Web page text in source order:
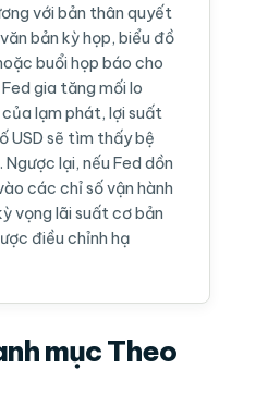
với bản thân quyết
bản kỳ họp, biểu đồ
buổi họp báo cho
gia tăng mối lo
lạm phát, lợi suất
USD sẽ tìm thấy bệ
lại, nếu Fed dồn
các chỉ số vận hành
vọng lãi suất cơ bản
điều chỉnh hạ
mục Theo